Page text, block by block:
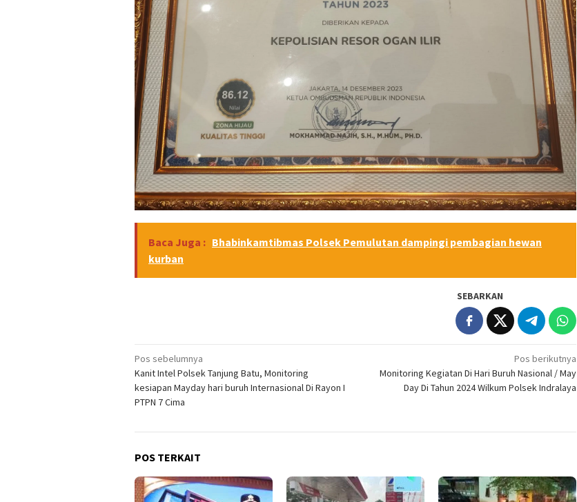
Baca Juga : Bhabinkamtibmas Polsek Pemulutan dampingi pembagian hewan
kurban
SEBARKAN
Navigasi
pos
Pos sebelumnya
Kanit Intel Polsek Tanjung Batu, Monitoring
kesiapan Mayday hari buruh Internasional Di Rayon I
PTPN 7 Cima
Pos berikutnya
Monitoring Kegiatan Di Hari Buruh Nasional / May
Day Di Tahun 2024 Wilkum Polsek Indralaya
POS TERKAIT